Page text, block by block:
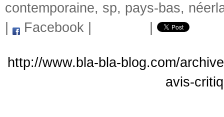
contemporaine, sp, pays-bas,
Facebook
http://www.bla-bla-blog.com/
avis-